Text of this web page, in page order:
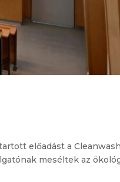
előadást a
meséltek az